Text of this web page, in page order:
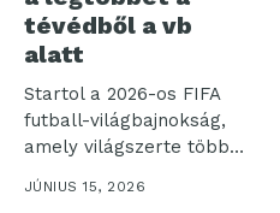
tévédből a vb
alatt
Startol a 2026-os FIFA
futball-világbajnokság,
amely világszerte több
milliárd nézőt vonz a...
JÚNIUS 15, 2026